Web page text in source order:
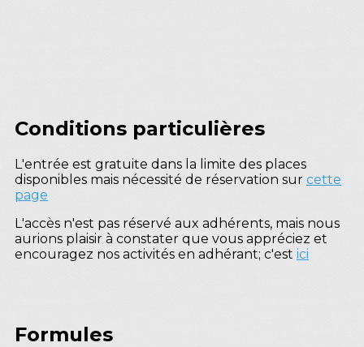
Conditions particulières
L'entrée est gratuite dans la limite des places
disponibles mais nécessité de réservation sur cette
page
L'accès n'est pas réservé aux adhérents, mais nous
aurions plaisir à constater que vous appréciez et
encouragez nos activités en adhérant; c'est ici
Formules